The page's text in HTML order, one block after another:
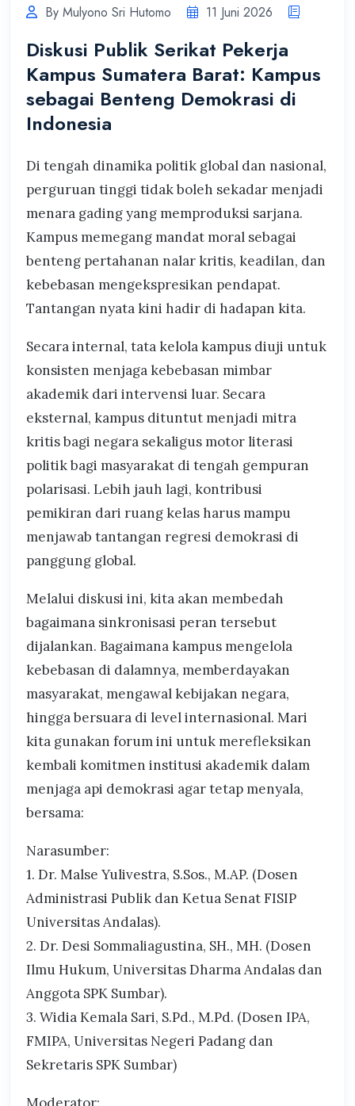
By Mulyono Sri Hutomo 11 Juni 2026
Diskusi Publik Serikat Pekerja
Kampus Sumatera Barat: Kampus
sebagai Benteng Demokrasi di
Indonesia
Di tengah dinamika politik global dan nasional,
perguruan tinggi tidak boleh sekadar menjadi
menara gading yang memproduksi sarjana.
Kampus memegang mandat moral sebagai
benteng pertahanan nalar kritis, keadilan, dan
kebebasan mengekspresikan pendapat.
Tantangan nyata kini hadir di hadapan kita.
Secara internal, tata kelola kampus diuji untuk
konsisten menjaga kebebasan mimbar
akademik dari intervensi luar. Secara
eksternal, kampus dituntut menjadi mitra
kritis bagi negara sekaligus motor literasi
politik bagi masyarakat di tengah gempuran
polarisasi. Lebih jauh lagi, kontribusi
pemikiran dari ruang kelas harus mampu
menjawab tantangan regresi demokrasi di
panggung global.
Melalui diskusi ini, kita akan membedah
bagaimana sinkronisasi peran tersebut
dijalankan. Bagaimana kampus mengelola
kebebasan di dalamnya, memberdayakan
masyarakat, mengawal kebijakan negara,
hingga bersuara di level internasional. Mari
kita gunakan forum ini untuk merefleksikan
kembali komitmen institusi akademik dalam
menjaga api demokrasi agar tetap menyala,
bersama:
Narasumber:
1. Dr. Malse Yulivestra, S.Sos., M.AP. (Dosen
Administrasi Publik dan Ketua Senat FISIP
Universitas Andalas).
2. Dr. Desi Sommaliagustina, SH., MH. (Dosen
Ilmu Hukum, Universitas Dharma Andalas dan
Anggota SPK Sumbar).
3. Widia Kemala Sari, S.Pd., M.Pd. (Dosen IPA,
FMIPA, Universitas Negeri Padang dan
Sekretaris SPK Sumbar)